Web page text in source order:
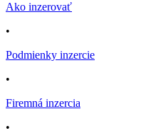
Ako inzerovať
•
Podmienky inzercie
•
Firemná inzercia
•